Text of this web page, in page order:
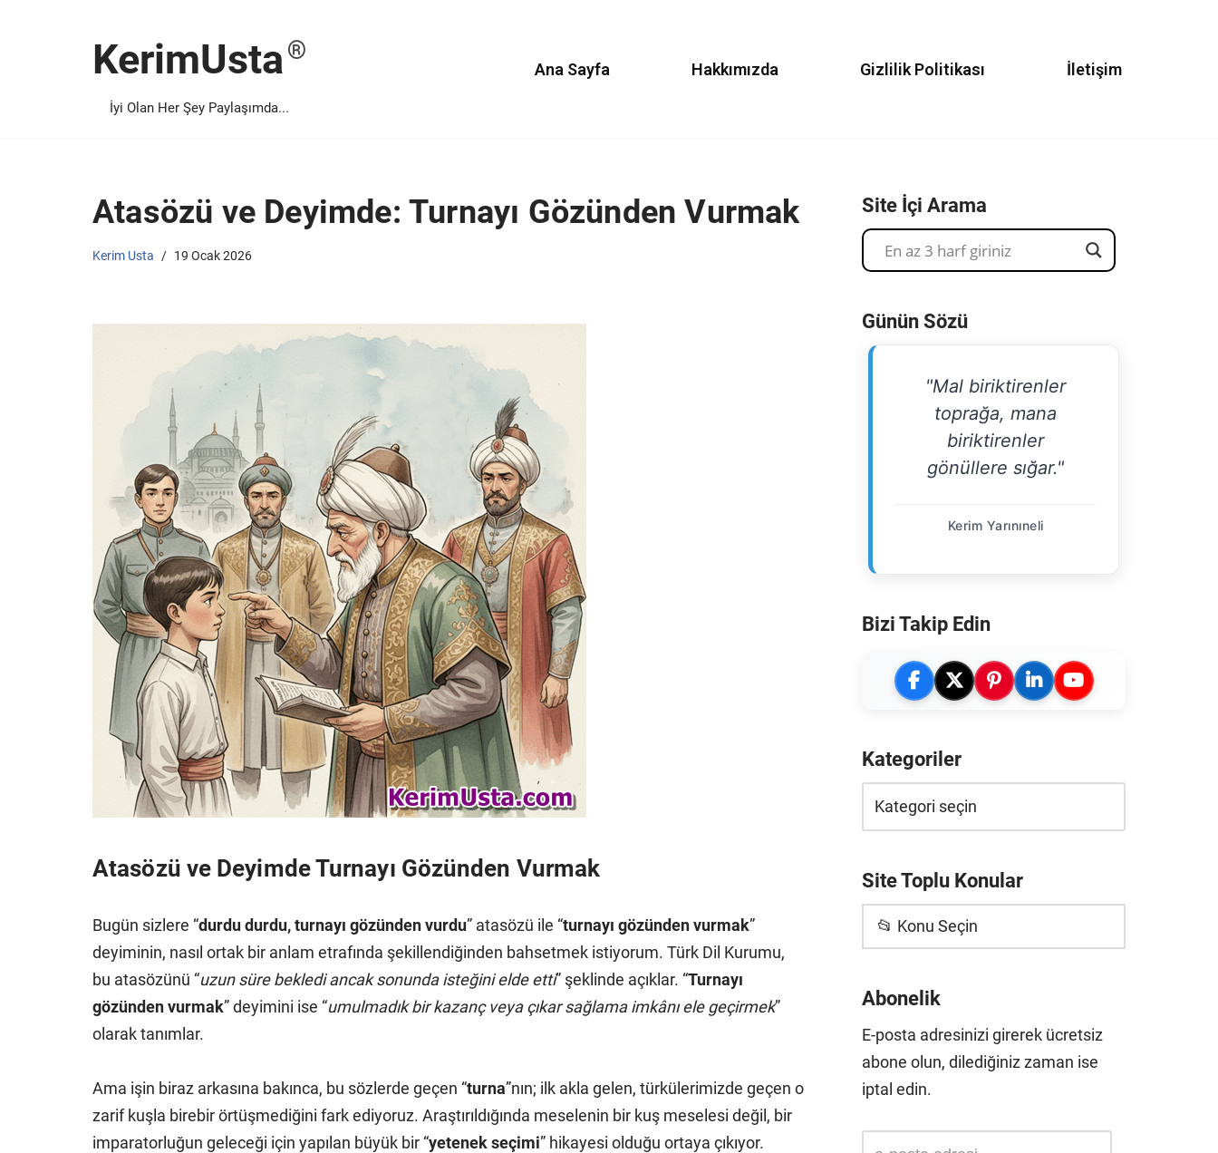
KerimUsta
İyi Olan Her Şey Paylaşımda...
Ana Sayfa Hakkımızda Gizlilik Politikası İletişim
Atasözü ve Deyimde: Turnayı Gözünden Vurmak
Kerim Usta 19 Ocak 2026
Atasözü ve Deyimde Turnayı Gözünden Vurmak
Bugün sizlere “durdu durdu, turnayı gözünden vurdu” atasözü ile “turnayı gözünden vurmak”
deyiminin, nasıl ortak bir anlam etrafında şekillendiğinden bahsetmek istiyorum. Türk Dil Kurumu,
bu atasözünü “uzun süre bekledi ancak sonunda isteğini elde etti” şeklinde açıklar. “Turnayı
gözünden vurmak” deyimini ise “umulmadık bir kazanç veya çıkar sağlama imkânı ele geçirmek”
olarak tanımlar.
Ama işin biraz arkasına bakınca, bu sözlerde geçen “turna”nın; ilk akla gelen, türkülerimizde geçen o
zarif kuşla birebir örtüşmediğini fark ediyoruz. Araştırıldığında meselenin bir kuş meselesi değil, bir
imparatorluğun geleceği için yapılan büyük bir “yetenek seçimi” hikayesi olduğu ortaya çıkıyor.
Site İçi Arama
Günün Sözü
"Mal biriktirenler
toprağa, mana
biriktirenler
gönüllere sığar."
Kerim Yarınıneli
Bizi Takip Edin
Kategoriler
Site Toplu Konular
📂 Konu Seçin
Abonelik
E-posta adresinizi girerek ücretsiz
abone olun, dilediğiniz zaman ise
iptal edin.